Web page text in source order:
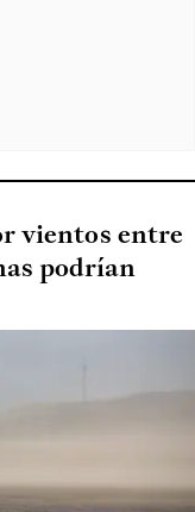
vientos entre
podrían